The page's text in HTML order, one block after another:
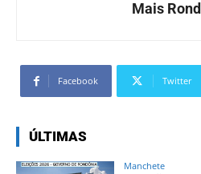
Mais
Facebook Twitter
ÚLTIMAS
Manchete